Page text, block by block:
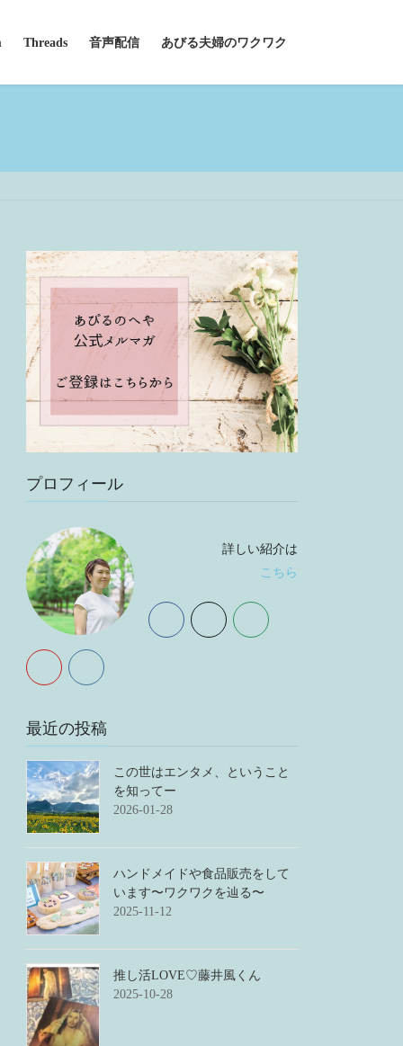
Threads 音声配信 あびる夫婦のワクワク
プロフィール
詳しい紹介は
こちら
最近の投稿
この世はエンタメ、ということ
を知ってー
2026-01-28
ハンドメイドや食品販売をして
います〜ワクワクを辿る〜
2025-11-12
推し活LOVE♡藤井風くん
2025-10-28